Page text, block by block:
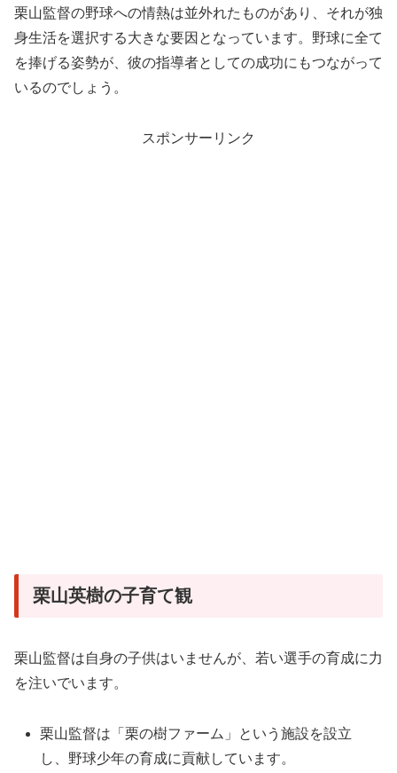
栗山監督の野球への情熱は並外れたものがあり、それが独
身生活を選択する大きな要因となっています。野球に全て
を捧げる姿勢が、彼の指導者としての成功にもつながって
いるのでしょう。
スポンサーリンク
栗山英樹の子育て観
栗山監督は自身の子供はいませんが、若い選手の育成に力
を注いでいます。
栗山監督は「栗の樹ファーム」という施設を設立
し、野球少年の育成に貢献しています。